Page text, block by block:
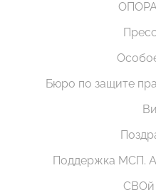
ОПОРА
Бюро по защите
Поддержка МСП.
СВОй